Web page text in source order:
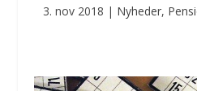
3. nov 2018 | Nyheder,